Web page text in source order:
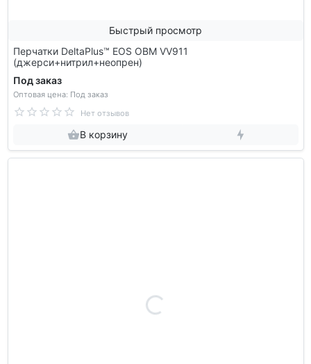
Быстрый просмотр
Перчатки DeltaPlus™ EOS OBM VV911
(джерси+нитрил+неопрен)
Под заказ
Оптовая цена: Под заказ
Нет отзывов
В корзину